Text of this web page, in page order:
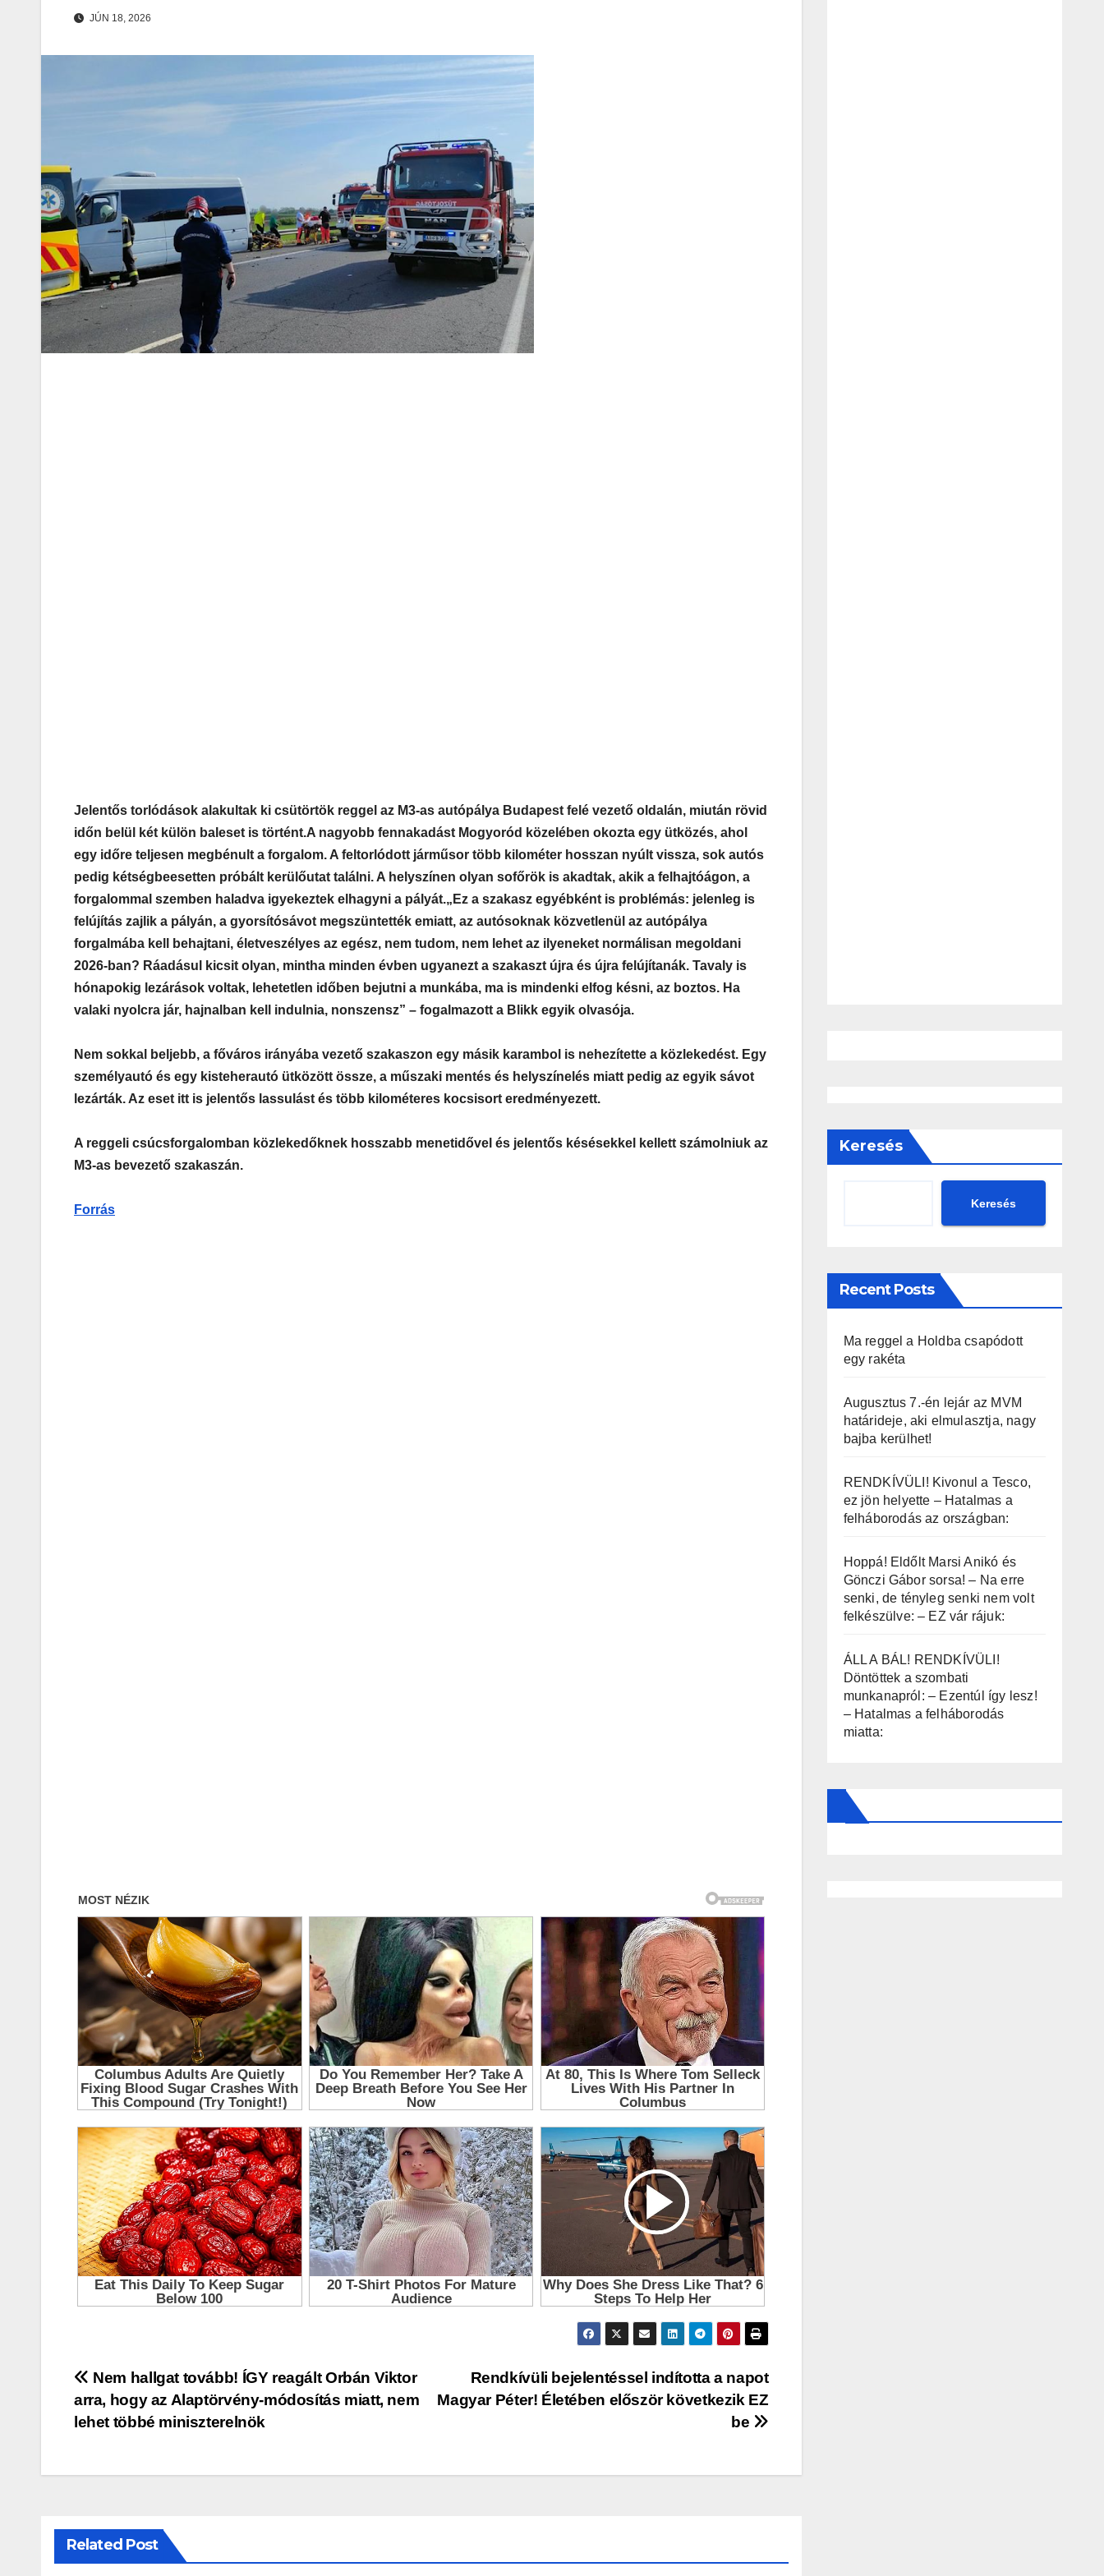
JÚN 18, 2026
Jelentős torlódások alakultak ki csütörtök reggel az M3-as autópálya Budapest felé vezető oldalán, miután rövid
időn belül két külön baleset is történt.A nagyobb fennakadást Mogyoród közelében okozta egy ütközés, ahol
egy időre teljesen megbénult a forgalom. A feltorlódott járműsor több kilométer hosszan nyúlt vissza, sok autós
pedig kétségbeesetten próbált kerülőutat találni. A helyszínen olyan sofőrök is akadtak, akik a felhajtóágon, a
forgalommal szemben haladva igyekeztek elhagyni a pályát.„Ez a szakasz egyébként is problémás: jelenleg is
felújítás zajlik a pályán, a gyorsítósávot megszüntették emiatt, az autósoknak közvetlenül az autópálya
forgalmába kell behajtani, életveszélyes az egész, nem tudom, nem lehet az ilyeneket normálisan megoldani
2026-ban? Ráadásul kicsit olyan, mintha minden évben ugyanezt a szakaszt újra és újra felújítanák. Tavaly is
hónapokig lezárások voltak, lehetetlen időben bejutni a munkába, ma is mindenki elfog késni, az boztos. Ha
valaki nyolcra jár, hajnalban kell indulnia, nonszensz” – fogalmazott a Blikk egyik olvasója.
Nem sokkal beljebb, a főváros irányába vezető szakaszon egy másik karambol is nehezítette a közlekedést. Egy
személyautó és egy kisteherautó ütközött össze, a műszaki mentés és helyszínelés miatt pedig az egyik sávot
lezárták. Az eset itt is jelentős lassulást és több kilométeres kocsisort eredményezett.
A reggeli csúcsforgalomban közlekedőknek hosszabb menetidővel és jelentős késésekkel kellett számolniuk az
M3-as bevezető szakaszán.
Forrás
Bejegyzés
navigáció
Rendkívüli bejelentéssel indította a napot
Magyar Péter! Életében először következik EZ
be
Nem hallgat tovább! ÍGY reagált Orbán Viktor
arra, hogy az Alaptörvény-módosítás miatt, nem
lehet többé miniszterelnök
Related Post
Keresés
Keresés
Recent Posts
Ma reggel a Holdba csapódott
egy rakéta
Augusztus 7.-én lejár az MVM
határideje, aki elmulasztja, nagy
bajba kerülhet!
RENDKÍVÜLI! Kivonul a Tesco,
ez jön helyette – Hatalmas a
felháborodás az országban:
Hoppá! Eldőlt Marsi Anikó és
Gönczi Gábor sorsa! – Na erre
senki, de tényleg senki nem volt
felkészülve: – EZ vár rájuk:
ÁLL A BÁL! RENDKÍVÜLI!
Döntöttek a szombati
munkanapról: – Ezentúl így lesz!
– Hatalmas a felháborodás
miatta: